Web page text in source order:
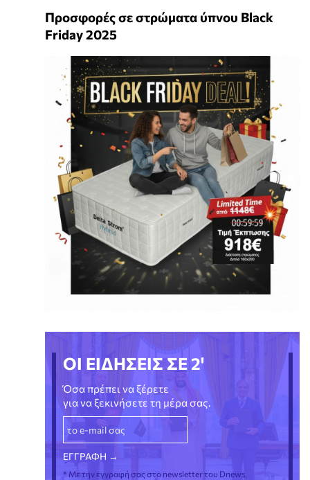
Προσφορές σε στρώματα ύπνου Black
Friday 2025
ΟΙ ΕΙΔΗΣΕΙΣ ΣΕ 2'
Όσα πρέπει να ξέρετε
για να ξεκινήσετε τη μέρα σας.
* Με την εγγραφή σας στο newsletter του Dnews,